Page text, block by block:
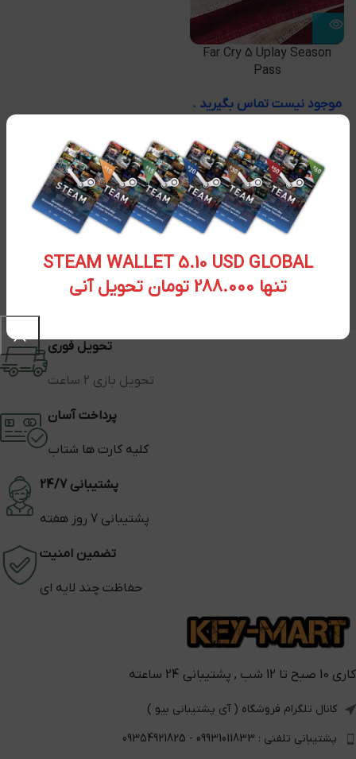
STEAM WALLET 5.10 USD GLOBAL
تنها 288.000 تومان تحویل آنی
Far Cry 5 Uplay Season
Pass
موجود نیست تماس بگیرید .
تحویل فوری
تحویل بازی 2 ساعت
پرداخت آسان
کلیه کارت ها شتاب
پشتیبانی 24/7
پشتیبانی 7 روز هفته
تضمین امنیت
حفاظت چند لایه ای
کاری 10 صبح تا 12 شب , پشتیبانی 24 ساعته
کانال تلگرام فروشگاه ( آی پشتیبانی بیو )
پشتیبانی تلفنی : 09931011833 - 09354921825